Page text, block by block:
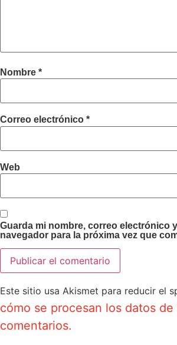
Nombre *
Correo electrónico *
Web
Guarda mi nombre, correo electrónico
navegador para la próxima vez que
Este sitio usa Akismet para reducir el
cómo se procesan los datos de
comentarios.